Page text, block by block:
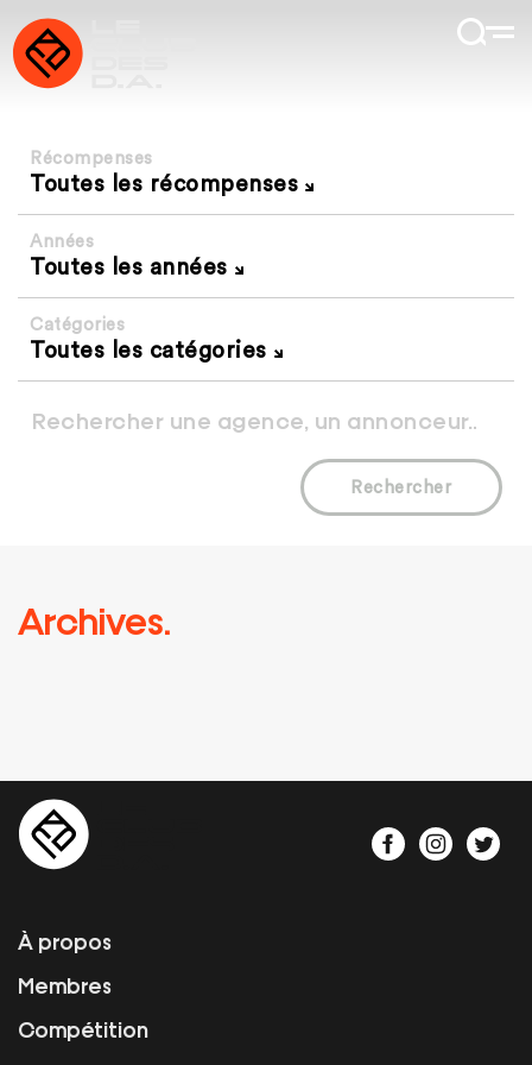
Récompenses
Toutes les récompenses
Années
Toutes les années
Catégories
Toutes les catégories
Rechercher
Archives.
À propos
Membres
Compétition